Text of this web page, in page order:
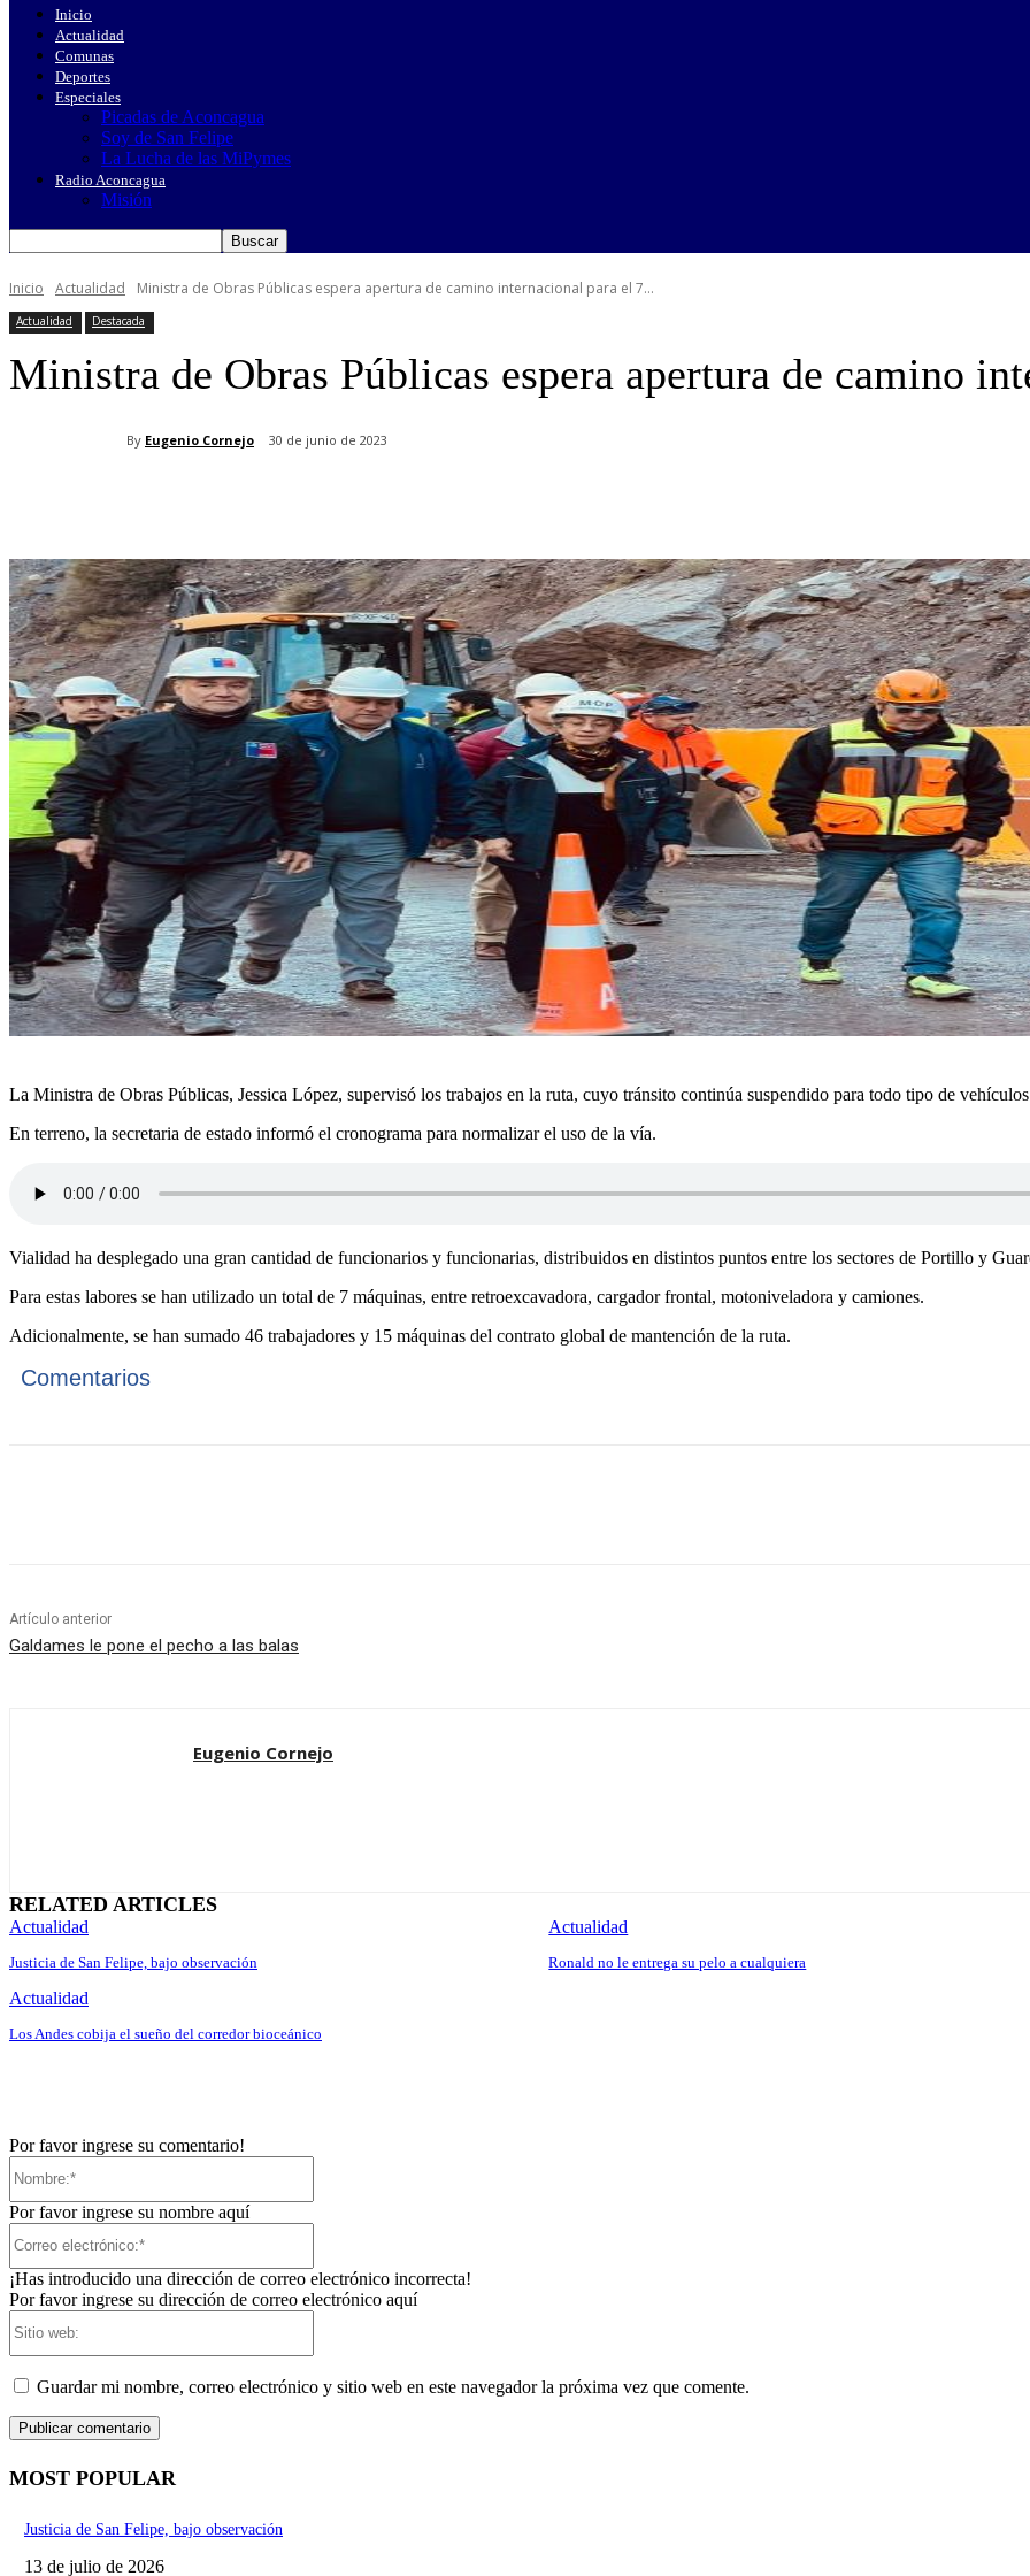
Inicio
Actualidad
Comunas
Deportes
Especiales
Picadas de Aconcagua
Soy de San Felipe
La Lucha de las MiPymes
Radio Aconcagua
Misión
Inicio Actualidad Ministra de Obras Públicas espera apertura de camino internacional para el 7...
Actualidad Destacada
Ministra de Obras Públicas espera apertura de camino
By Eugenio Cornejo 30 de junio de 2023
La Ministra de Obras Públicas, Jessica López, supervisó los trabajos en la ruta, cuyo tránsito continúa suspendido para todo tipo de
En terreno, la secretaria de estado informó el cronograma para normalizar el uso de la vía.
Vialidad ha desplegado una gran cantidad de funcionarios y funcionarias, distribuidos en distintos puntos entre los sectores de Portillo y
Para estas labores se han utilizado un total de 7 máquinas, entre retroexcavadora, cargador frontal, motoniveladora y camiones.
Adicionalmente, se han sumado 46 trabajadores y 15 máquinas del contrato global de mantención de la ruta.
Comentarios
Artículo anterior
Galdames le pone el pecho a las balas
Eugenio Cornejo
RELATED ARTICLES
Actualidad
Justicia de San Felipe, bajo observación
Actualidad
Ronald no le entrega su pelo a cualquiera
Actualidad
Los Andes cobija el sueño del corredor bioceánico
Por favor ingrese su comentario!
Por favor ingrese su nombre aquí
¡Has introducido una dirección de correo electrónico incorrecta!
Por favor ingrese su dirección de correo electrónico aquí
Guardar mi nombre, correo electrónico y sitio web en este navegador la próxima vez que comente.
MOST POPULAR
Justicia de San Felipe, bajo observación
13 de julio de 2026